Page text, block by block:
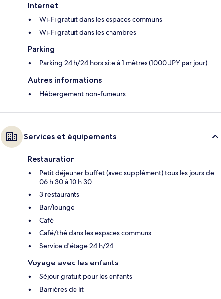
Internet
Wi-Fi gratuit dans les espaces communs
Wi-Fi gratuit dans les chambres
Parking
Parking 24 h/24 hors site à 1 mètres (1000 JPY par jour)
Autres informations
Hébergement non-fumeurs
Services et équipements
Restauration
Petit déjeuner buffet (avec supplément) tous les jours de
06 h 30 à 10 h 30
3 restaurants
Bar/lounge
Café
Café/thé dans les espaces communs
Service d'étage 24 h/24
Voyage avec les enfants
Séjour gratuit pour les enfants
Barrières de lit